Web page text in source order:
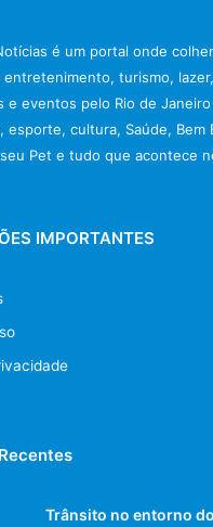
é um portal onde
turismo,
e eventos pelo Rio de
esporte, cultura, Saúde, Bem
Pet e tudo que acontece
IMPORTANTES
Trânsito no entorno